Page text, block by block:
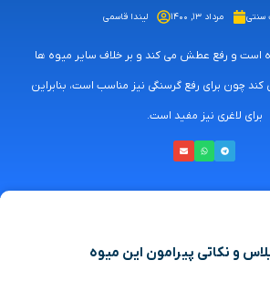
مرداد ۱۳, ۱۴۰۰ لیندا قاسمی
است و رفع عطش می کند و بر خلاف سایر میوه ها
کند چون برای رفع گرسنگی نیز مناسب است، بنابراین
برای لاغری نیز مفید است.
و نکاتی پیرامون این میوه